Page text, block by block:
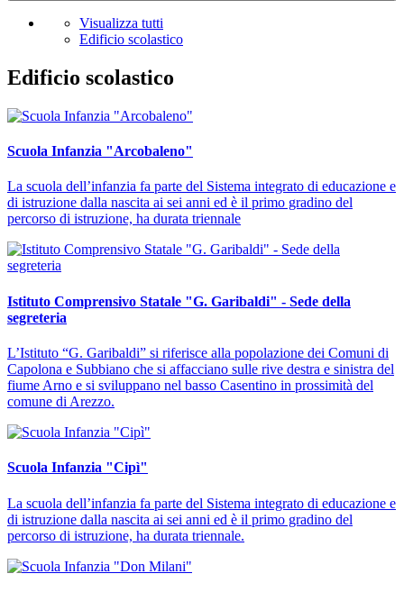
Visualizza tutti
Edificio scolastico
Edificio scolastico
Scuola Infanzia "Arcobaleno"
La scuola dell’infanzia fa parte del Sistema integrato di educazione e
di istruzione dalla nascita ai sei anni ed è il primo gradino del
percorso di istruzione, ha durata triennale
Istituto Comprensivo Statale "G. Garibaldi" - Sede della
segreteria
L’Istituto “G. Garibaldi” si riferisce alla popolazione dei Comuni di
Capolona e Subbiano che si affacciano sulle rive destra e sinistra del
fiume Arno e si sviluppano nel basso Casentino in prossimità del
comune di Arezzo.
Scuola Infanzia "Cipì"
La scuola dell’infanzia fa parte del Sistema integrato di educazione e
di istruzione dalla nascita ai sei anni ed è il primo gradino del
percorso di istruzione, ha durata triennale.